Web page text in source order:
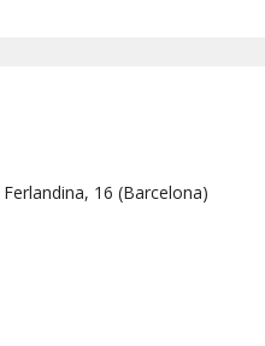
Ferlandina, 16 (Barcelona)